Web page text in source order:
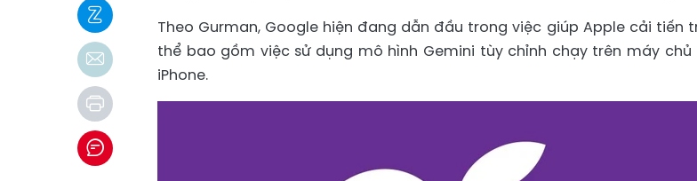
Theo Gurman, Google hiện đang dẫn đầu trong việc giúp Apple cải tiến
thể bao gồm việc sử dụng mô hình Gemini tùy chỉnh chạy trên máy chủ
iPhone.